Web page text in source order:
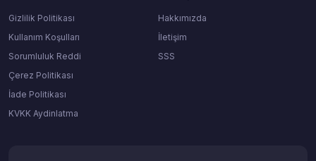
Gizlilik Politikası
Kullanım Koşulları
Sorumluluk Reddi
Çerez Politikası
İade Politikası
KVKK Aydinlatma
Hakkımızda
İletişim
SSS